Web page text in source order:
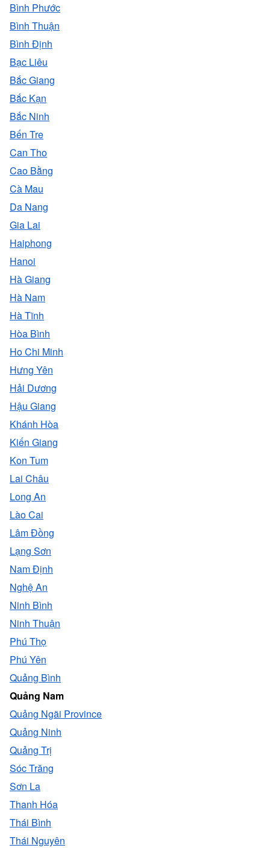
Bình Phước
Bình Thuận
Bình Định
Bạc Liêu
Bắc Giang
Bắc Kạn
Bắc Ninh
Bến Tre
Can Tho
Cao Bằng
Cà Mau
Da Nang
Gia Lai
Haiphong
Hanoi
Hà Giang
Hà Nam
Hà Tĩnh
Hòa Bình
Ho Chi Minh
Hưng Yên
Hải Dương
Hậu Giang
Khánh Hòa
Kiến Giang
Kon Tum
Lai Châu
Long An
Lào Cai
Lâm Đồng
Lạng Sơn
Nam Định
Nghệ An
Ninh Bình
Ninh Thuận
Phú Thọ
Phú Yên
Quảng Bình
Quảng Nam
Quảng Ngãi Province
Quảng Ninh
Quảng Trị
Sóc Trăng
Sơn La
Thanh Hóa
Thái Bình
Thái Nguyên